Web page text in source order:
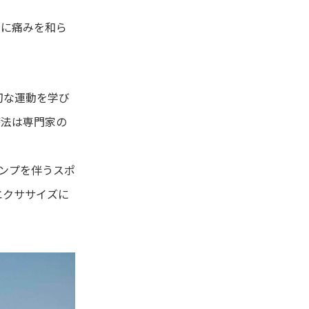
痛みを和ら
運動を学び
は専門家の
プを伴うスポ
ササイズに